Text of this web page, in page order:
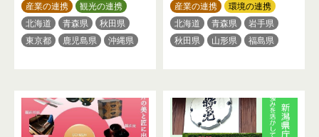
産業の連携
観光の連携
北海道
青森県
秋田県
東京都
鹿児島県 沖縄県
産業の連携
環境の連携
北海道
青森県
岩手県
秋田県
山形県
福島県
石川県
山梨県
長野県
岐阜県
愛知県
滋賀県